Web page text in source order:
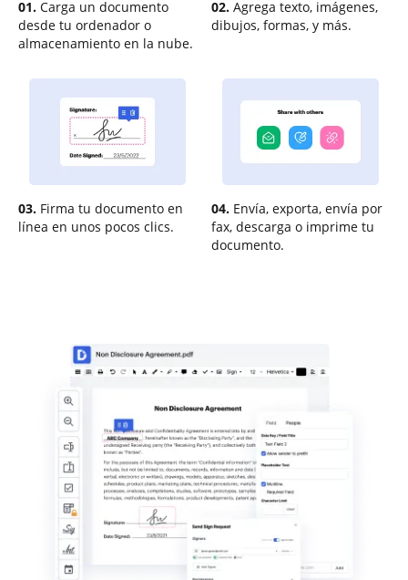
01. Carga un documento
desde tu ordenador o
almacenamiento en la nube.
02. Agrega texto, imágenes,
dibujos, formas, y más.
03. Firma tu documento en
línea en unos pocos clics.
04. Envía, exporta, envía por
fax, descarga o imprime tu
documento.